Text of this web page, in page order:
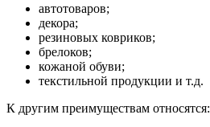
автотоваров;
декора;
резиновых ковриков;
брелоков;
кожаной обуви;
текстильной продукции и т.д.
К другим преимуществам относятся: